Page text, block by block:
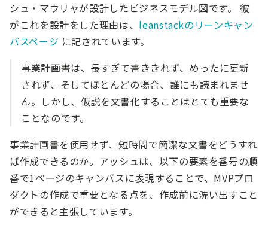
シュ・マウリャが設計したビジネスモデル図です。 彼
がこれを設計をした理由は、 leanstackのリーンキャン
バスページ に記されています。
事業計画書は、長すぎて書ききれず、めったに更新
されず、そしてほとんどの場合、誰にも読まれませ
ん。しかし、仮説を文書化することはとても重要な
ことなのです。
事業計画書を使用せず、短時間で簡潔な文書をどうすれ
ば作成できるのか。アッシュは、以下の要素を番号の順
番で1ページのキャンバスに表現することで、MVPプロ
ダクトの作成で重要となる点を、作成前に洗い出すこと
ができると主張しています。